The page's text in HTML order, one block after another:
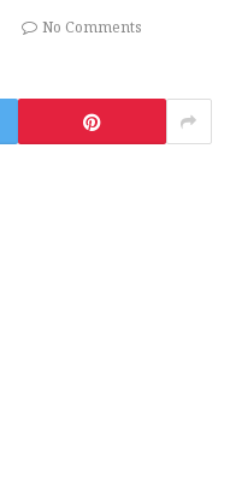
No Comments